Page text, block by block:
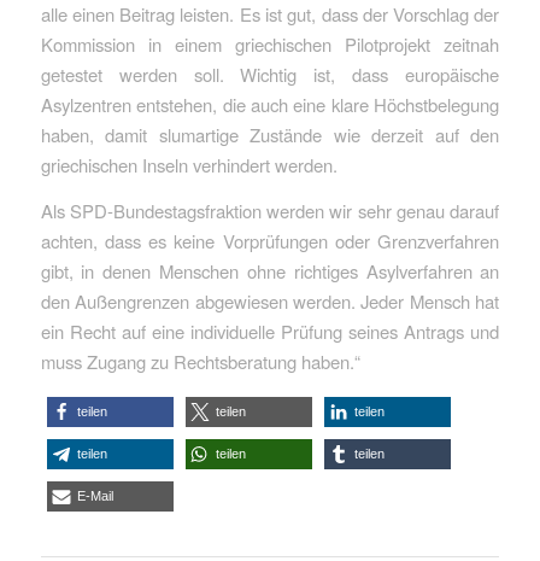
alle einen Beitrag leisten. Es ist gut, dass der Vorschlag der
Kommission in einem griechischen Pilotprojekt zeitnah
getestet werden soll. Wichtig ist, dass europäische
Asylzentren entstehen, die auch eine klare Höchstbelegung
haben, damit slumartige Zustände wie derzeit auf den
griechischen Inseln verhindert werden.
Als SPD-Bundestagsfraktion werden wir sehr genau darauf
achten, dass es keine Vorprüfungen oder Grenzverfahren
gibt, in denen Menschen ohne richtiges Asylverfahren an
den Außengrenzen abgewiesen werden. Jeder Mensch hat
ein Recht auf eine individuelle Prüfung seines Antrags und
muss Zugang zu Rechtsberatung haben.“
teilen teilen teilen
teilen teilen teilen
E-Mail